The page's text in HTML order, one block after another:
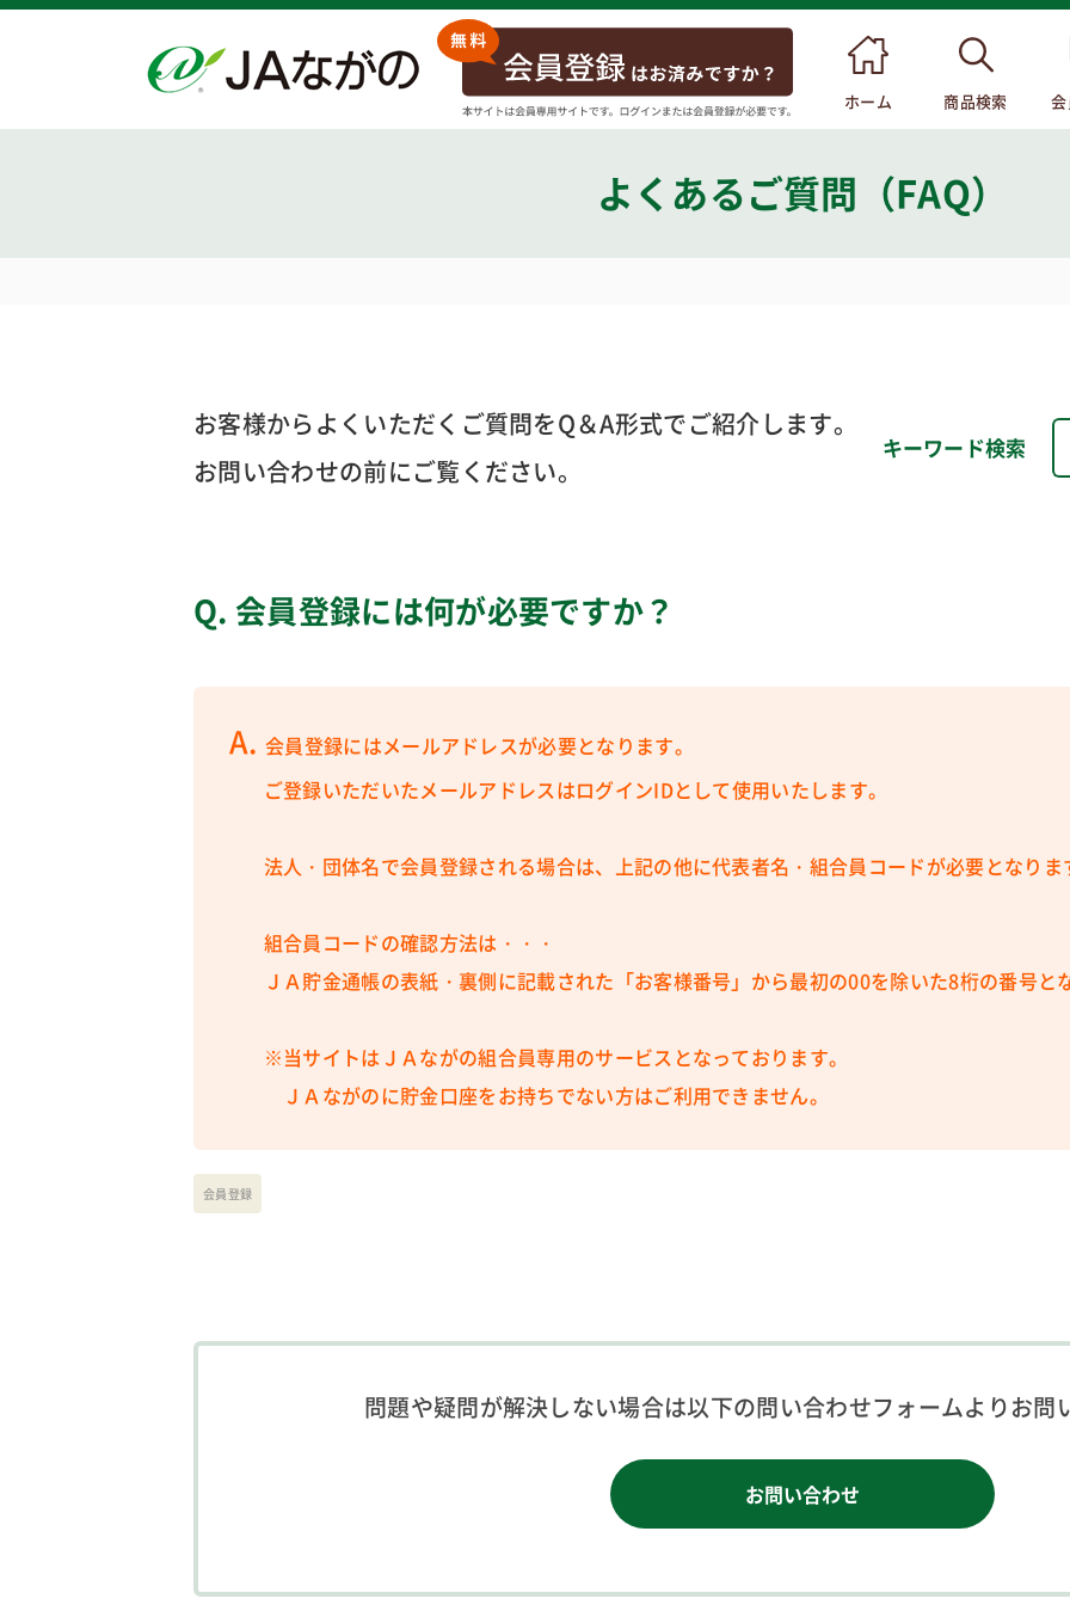
ホーム 商品検索
よくあるご質問（FAQ）
お客様からよくいただくご質問をQ＆A形式でご紹介します。
お問い合わせの前にご覧ください。
キーワード検索
Q. 会員登録には何が必要ですか？
A. 会員登録にはメールアドレスが必要となります。
ご登録いただいたメールアドレスはログインIDとして使用いたします。
法人・団体名で会員登録される場合は、上記の他に代表者名・組合員コードが必要となりま
組合員コードの確認方法は・・・
ＪＡ貯金通帳の表紙・裏側に記載された「お客様番号」から最初の00を除いた8桁の番号と
※当サイトはＪＡながの組合員専用のサービスとなっております。
ＪＡながのに貯金口座をお持ちでない方はご利用できません。
会員登録
問題や疑問が解決しない場合は以下の問い合わせフォームよりお問
お問い合わせ